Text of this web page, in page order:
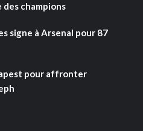
des champions
signe à Arsenal pour 87
pour affronter